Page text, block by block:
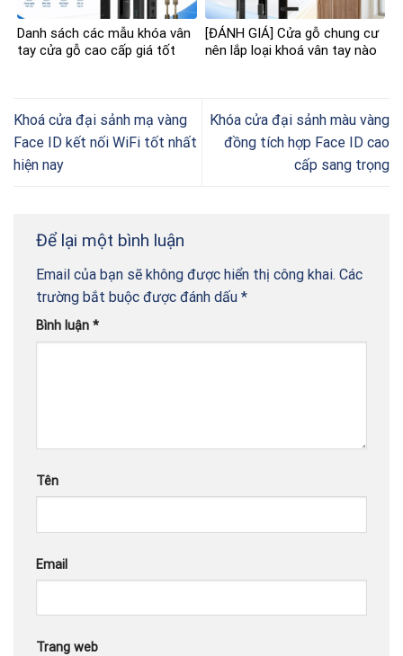
Danh sách các mẫu khóa vân
tay cửa gỗ cao cấp giá tốt
[ĐÁNH GIÁ] Cửa gỗ chung cư
nên lắp loại khoá vân tay nào
Khoá cửa đại sảnh mạ vàng
Face ID kết nối WiFi tốt nhất
hiện nay
Khóa cửa đại sảnh màu vàng
đồng tích hợp Face ID cao
cấp sang trọng
Để lại một bình luận
Email của bạn sẽ không được hiển thị công khai. Các
trường bắt buộc được đánh dấu *
Bình luận *
Tên
Email
Trang web